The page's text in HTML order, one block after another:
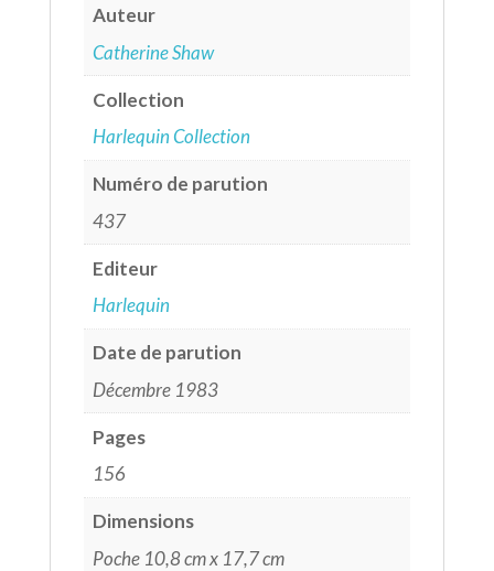
Auteur
Catherine Shaw
Collection
Harlequin Collection
Numéro de parution
437
Editeur
Harlequin
Date de parution
Décembre 1983
Pages
156
Dimensions
Poche 10,8 cm x 17,7 cm